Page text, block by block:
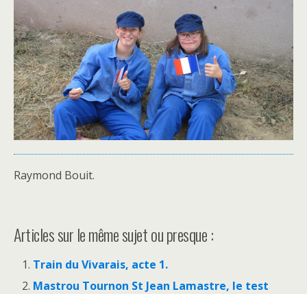
Raymond Bouit.
Articles sur le même sujet ou presque :
Train du Vivarais, acte 1.
Mastrou Tournon St Jean Lamastre, le test